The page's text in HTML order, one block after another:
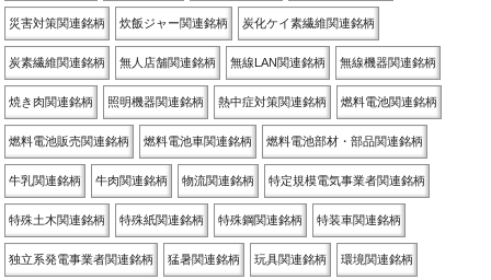
災害対策関連銘柄 炊飯ジャー関連銘柄 炭化ケイ素繊維関連銘柄
炭素繊維関連銘柄 無人店舗関連銘柄 無線LAN関連銘柄 無線機器関連銘柄
焼き肉関連銘柄 照明機器関連銘柄 熱中症対策関連銘柄 燃料電池関連銘柄
燃料電池販売関連銘柄 燃料電池車関連銘柄 燃料電池部材・部品関連銘柄
牛乳関連銘柄 牛肉関連銘柄 物流関連銘柄 特定規模電気事業者関連銘柄
特殊土木関連銘柄 特殊紙関連銘柄 特殊鋼関連銘柄 特装車関連銘柄
独立系発電事業者関連銘柄 猛暑関連銘柄 玩具関連銘柄 環境関連銘柄